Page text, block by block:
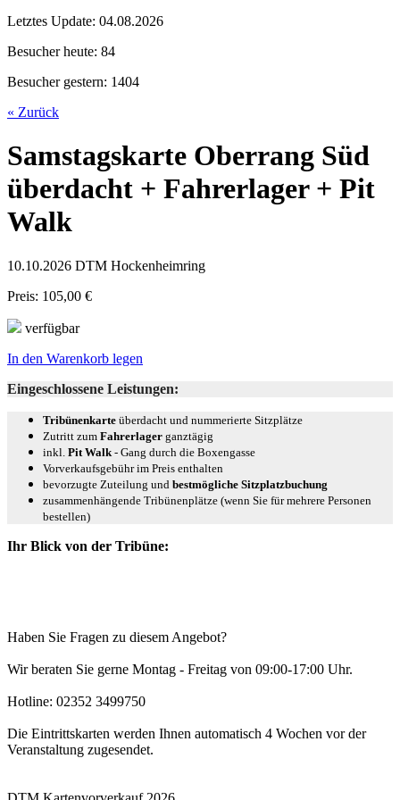
Letztes Update: 04.08.2026
Besucher heute: 84
Besucher gestern: 1404
« Zurück
Samstagskarte Oberrang Süd
überdacht + Fahrerlager + Pit
Walk
10.10.2026 DTM Hockenheimring
Preis: 105,00 €
verfügbar
In den Warenkorb legen
Eingeschlossene Leistungen:
Tribünenkarte überdacht und nummerierte Sitzplätze
Zutritt zum Fahrerlager ganztägig
inkl. Pit Walk - Gang durch die Boxengasse
Vorverkaufsgebühr im Preis enthalten
bevorzugte Zuteilung und bestmögliche Sitzplatzbuchung
zusammenhängende Tribünenplätze (wenn Sie für mehrere Personen
bestellen)
Ihr Blick von der Tribüne:
Haben Sie Fragen zu diesem Angebot?
Wir beraten Sie gerne Montag - Freitag von 09:00-17:00 Uhr.
Hotline: 02352 3499750
Die Eintrittskarten werden Ihnen automatisch 4 Wochen vor der
Veranstaltung zugesendet.